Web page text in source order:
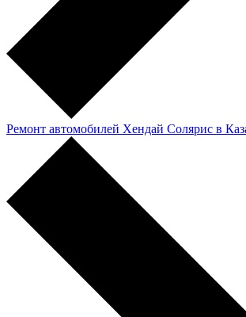
Ремонт автомобилей Хендай Солярис в